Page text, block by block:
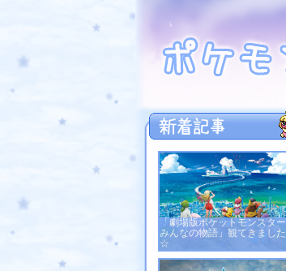
「劇場版ポケットモンスター
みんなの物語」観てきました
☆